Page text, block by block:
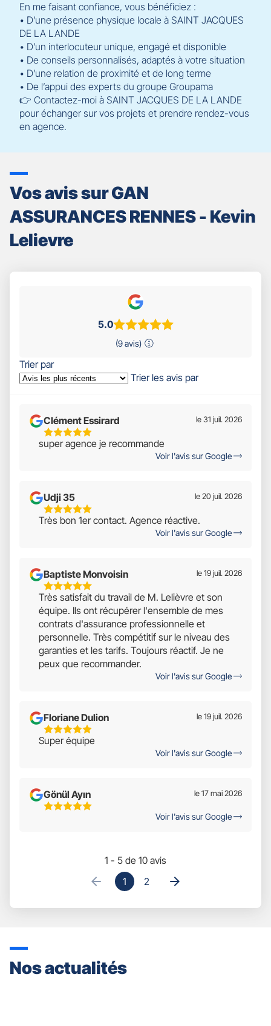
En me faisant confiance, vous bénéficiez :
• D’une présence physique locale à SAINT JACQUES
DE LA LANDE
• D’un interlocuteur unique, engagé et disponible
• De conseils personnalisés, adaptés à votre situation
• D’une relation de proximité et de long terme
• De l’appui des experts du groupe Groupama
👉 Contactez-moi à SAINT JACQUES DE LA LANDE
pour échanger sur vos projets et prendre rendez-vous
en agence.
Vos avis sur GAN
ASSURANCES RENNES - Kevin
Lelievre
5.0
(9 avis)
Trier par
Trier les avis par
Clément Essirard
5
Étoiles
le 31 juil. 2026
super agence je recommande
Voir l'avis sur Google
Udji 35
5
Étoiles
le 20 juil. 2026
Très bon 1er contact. Agence réactive.
Voir l'avis sur Google
Baptiste Monvoisin
5
Étoiles
Sur
5
le 19 juil. 2026
Très satisfait du travail de M. Lelièvre et son
équipe. Ils ont récupérer l'ensemble de mes
contrats d'assurance professionnelle et
personnelle. Très compétitif sur le niveau des
garanties et les tarifs. Toujours réactif. Je ne
peux que recommander.
Voir l'avis sur Google
Floriane Dulion
5
Étoiles
le 19 juil. 2026
Super équipe
Voir l'avis sur Google
Gönül Ayın
5
le 17 mai 2026
Voir l'avis sur Google
1 - 5 de 10 avis
1
2
Nos actualités